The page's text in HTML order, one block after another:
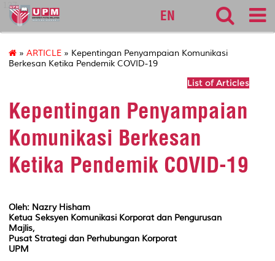
127
EN
» ARTICLE » Kepentingan Penyampaian Komunikasi
Berkesan Ketika Pendemik COVID-19
List of Articles
Kepentingan Penyampaian
Komunikasi Berkesan
Ketika Pendemik COVID-19
Oleh: Nazry Hisham
Ketua Seksyen Komunikasi Korporat dan Pengurusan
Majlis,
Pusat Strategi dan Perhubungan Korporat
UPM